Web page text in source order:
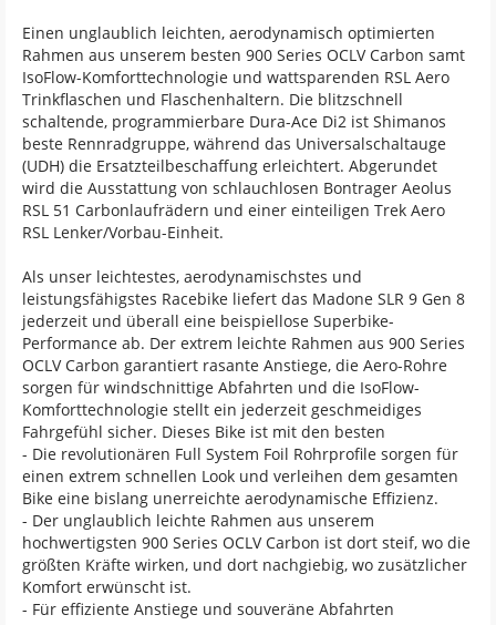
Einen unglaublich leichten, aerodynamisch optimierten
Rahmen aus unserem besten 900 Series OCLV Carbon samt
IsoFlow-Komforttechnologie und wattsparenden RSL Aero
Trinkflaschen und Flaschenhaltern. Die blitzschnell
schaltende, programmierbare Dura-Ace Di2 ist Shimanos
beste Rennradgruppe, während das Universalschaltauge
(UDH) die Ersatzteilbeschaffung erleichtert. Abgerundet
wird die Ausstattung von schlauchlosen Bontrager Aeolus
RSL 51 Carbonlaufrädern und einer einteiligen Trek Aero
RSL Lenker/Vorbau-Einheit.
Als unser leichtestes, aerodynamischstes und
leistungsfähigstes Racebike liefert das Madone SLR 9 Gen 8
jederzeit und überall eine beispiellose Superbike-
Performance ab. Der extrem leichte Rahmen aus 900 Series
OCLV Carbon garantiert rasante Anstiege, die Aero-Rohre
sorgen für windschnittige Abfahrten und die IsoFlow-
Komforttechnologie stellt ein jederzeit geschmeidiges
Fahrgefühl sicher. Dieses Bike ist mit den besten
- Die revolutionären Full System Foil Rohrprofile sorgen für
einen extrem schnellen Look und verleihen dem gesamten
Bike eine bislang unerreichte aerodynamische Effizienz.
- Der unglaublich leichte Rahmen aus unserem
hochwertigsten 900 Series OCLV Carbon ist dort steif, wo die
größten Kräfte wirken, und dort nachgiebig, wo zusätzlicher
Komfort erwünscht ist.
- Für effiziente Anstiege und souveräne Abfahrten